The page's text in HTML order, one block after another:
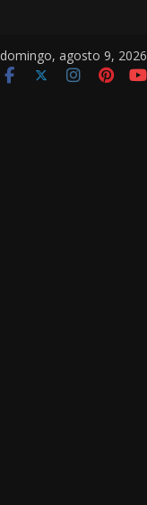
domingo, agosto 9, 2026